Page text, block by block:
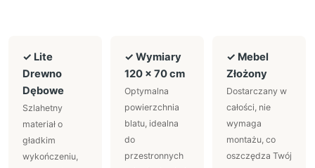
✓ Lite
Drewno
Dębowe
Szlahetny
materiał o
gładkim
wykończeniu,
✓ Wymiary
120 × 70 cm
Optymalna
powierzchnia
blatu, idealna
do
przestronnych
✓ Mebel
Złożony
Dostarczany w
całości, nie
wymaga
montażu, co
oszczędza Twój